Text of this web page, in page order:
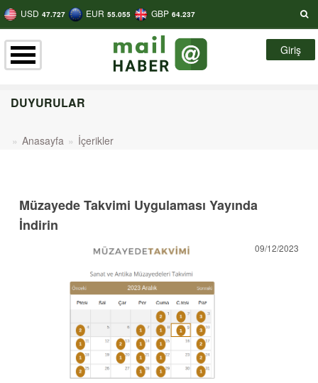
USD 47.727 EUR 55.055 GBP 64.237
Giriş
DUYURULAR
Anasayfa İçerikler
Müzayede Takvimi Uygulaması Yayında
İndirin
09/12/2023